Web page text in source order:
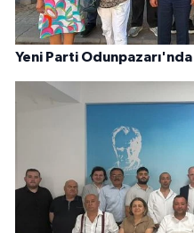
Yeni Parti